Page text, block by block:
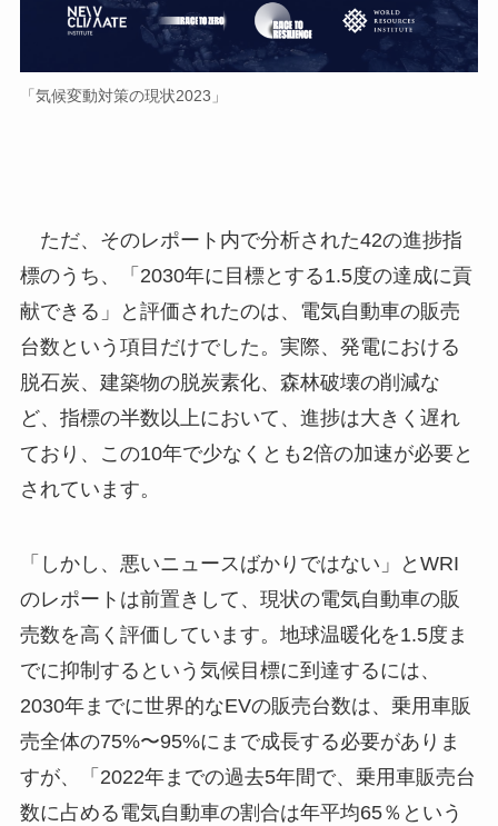
「気候変動対策の現状2023」
ただ、そのレポート内で分析された42の進捗指
標のうち、「2030年に目標とする1.5度の達成に貢
献できる」と評価されたのは、電気自動車の販売
台数という項目だけでした。実際、発電における
脱石炭、建築物の脱炭素化、森林破壊の削減な
ど、指標の半数以上において、進捗は大きく遅れ
ており、この10年で少なくとも2倍の加速が必要と
されています。
「しかし、悪いニュースばかりではない」とWRI
のレポートは前置きして、現状の電気自動車の販
売数を高く評価しています。地球温暖化を1.5度ま
でに抑制するという気候目標に到達するには、
2030年までに世界的なEVの販売台数は、乗用車販
売全体の75%〜95%にまで成長する必要がありま
すが、「2022年までの過去5年間で、乗用車販売台
数に占める電気自動車の割合は年平均65％という